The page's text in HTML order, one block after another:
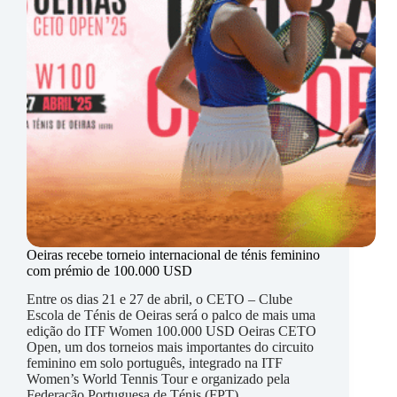
Oeiras recebe torneio internacional de ténis feminino
com prémio de 100.000 USD
Entre os dias 21 e 27 de abril, o CETO – Clube
Escola de Ténis de Oeiras será o palco de mais uma
edição do ITF Women 100.000 USD Oeiras CETO
Open, um dos torneios mais importantes do circuito
feminino em solo português, integrado na ITF
Women’s World Tennis Tour e organizado pela